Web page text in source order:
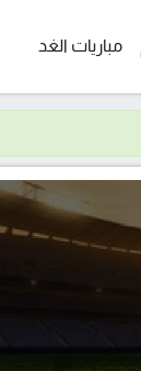
مباريات الغد